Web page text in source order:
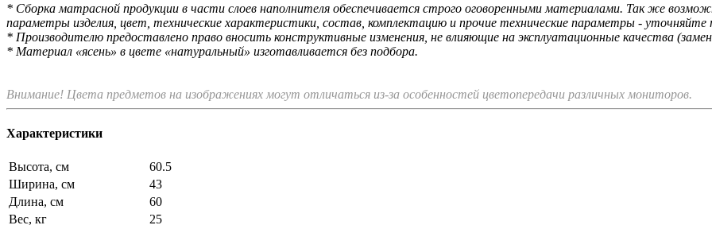
* Сборка матрасной продукции в части слоев наполнителя обеспечивается строго оговоренными материалами. Так же
параметры изделия, цвет, технические характеристики, состав, комплектацию и прочие технические параметры -
* Производителю предоставлено право вносить конструктивные изменения, не влияющие на эксплуатационные качества
* Материал «ясень» в цвете «натуральный» изготавливается без подбора.
Внимание! Цвета предметов на изображениях могут отличаться из-за особенностей цветопередачи различных мониторов.
Характеристики
Высота, см
60.5
Ширина, см
43
Длина, см
60
Вес, кг
25